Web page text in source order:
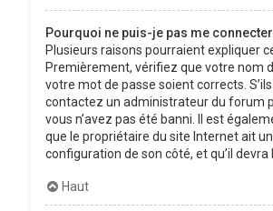
Pourquoi ne puis-je pas me
Plusieurs raisons pourraient expliquer
Premièrement, vérifiez que votre nom
votre mot de passe soient corrects.
contactez un administrateur du forum
vous n’avez pas été banni. Il est
que le propriétaire du site Internet ait
configuration de son côté, et qu’il devra
Haut